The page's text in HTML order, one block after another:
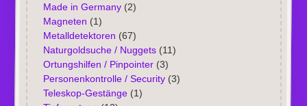
Made in Germany(2)
Magneten (1)
Metalldetektoren (67)
Naturgoldsuche / Nuggets(11)
Ortungshilfen / Pinpointer(3)
Personenkontrolle / Security(3)
Teleskop-Gestänge(1)